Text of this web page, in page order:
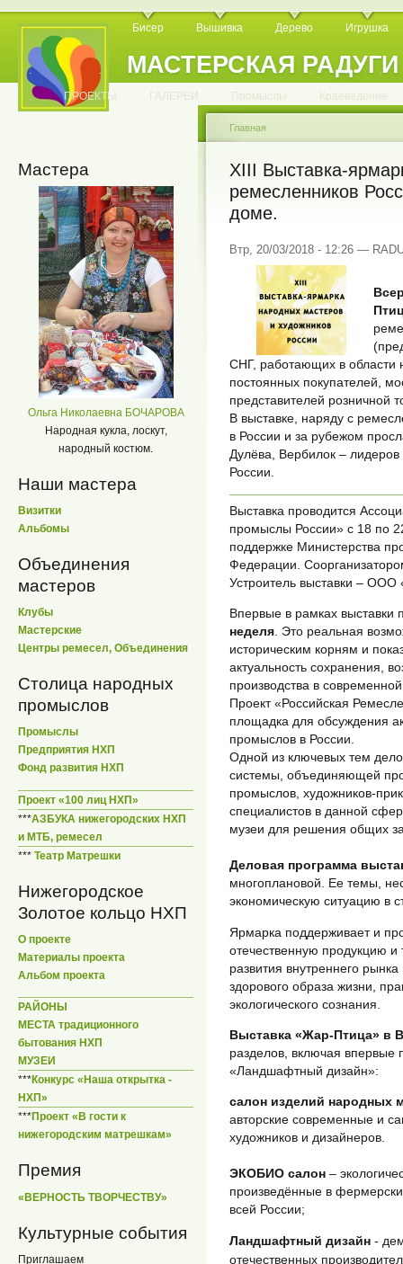
МАСТЕРСКАЯ РАДУГИ
Бисер Вышивка Дерево Игрушка
. . . . . . . . . . .
. ПРОЕКТЫ ГАЛЕРЕИ Промыслы Краеведение
Мастера
Ольга Николаевна БОЧАРОВА
Народная кукла, лоскут,
народный костюм.
Наши мастера
Визитки
Альбомы
Объединения
мастеров
Клубы
Мастерские
Центры ремесел, Объединения
Столица народных
промыслов
Промыслы
Предприятия НХП
Фонд развития НХП
Проект «100 лиц НХП»
***АЗБУКА нижегородских НХП
и МТБ, ремесел
*** Театр Матрешки
Нижегородское
Золотое кольцо НХП
О проекте
Материалы проекта
Альбом проекта
РАЙОНЫ
МЕСТА традиционного
бытования НХП
МУЗЕИ
***Конкурс «Наша открытка -
НХП»
***Проект «В гости к
нижегородским матрешкам»
Премия
«ВЕРНОСТЬ ТВОРЧЕСТВУ»
Культурные события
Приглашаем
Главная
XIII Выставка-
ремесленников
доме.
Втр, 20/03/2018 - 12:26 —
СНГ, работающих в области
постоянных покупателей,
представителей розничной
В выставке, наряду с
в России и за рубежом
Дулёва, Вербилок –
России.
Выставка проводится
промыслы России» с 18 по
поддержке Министерства
Федерации.
Устроитель выставки –
Впервые в рамках выставки
неделя . Это реальная
историческим корням и
актуальность сохранения,
производства в
Проект «Российская
площадка для обсуждения
промыслов в России.
Одной из ключевых тем
системы, объединяющей
промыслов, художников-
специалистов в данной
музеи для решения общих
Деловая программа
многоплановой. Ее темы,
экономическую ситуацию в
Ярмарка поддерживает и
отечественную продукцию
развития внутреннего
здорового образа жизни,
экологического сознания.
Выставка «Жар-Птица» в
разделов, включая впервые
«Ландшафтный дизайн»:
салон изделий народных
авторские современные и
художников и дизайнеров.
ЭКОБИО салон –
произведённые в
всей России;
Ландшафтный дизайн -
отечественных